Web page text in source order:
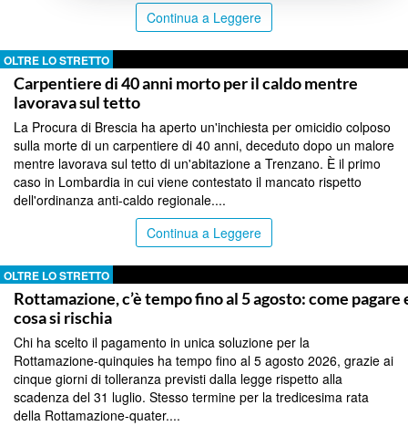
Continua a Leggere
OLTRE LO STRETTO
Carpentiere di 40 anni morto per il caldo mentre
lavorava sul tetto
La Procura di Brescia ha aperto un'inchiesta per omicidio colposo
sulla morte di un carpentiere di 40 anni, deceduto dopo un malore
mentre lavorava sul tetto di un'abitazione a Trenzano. È il primo
caso in Lombardia in cui viene contestato il mancato rispetto
dell'ordinanza anti-caldo regionale....
Continua a Leggere
OLTRE LO STRETTO
Rottamazione, c’è tempo fino al 5 agosto: come pagare
cosa si rischia
Chi ha scelto il pagamento in unica soluzione per la
Rottamazione-quinquies ha tempo fino al 5 agosto 2026, grazie ai
cinque giorni di tolleranza previsti dalla legge rispetto alla
scadenza del 31 luglio. Stesso termine per la tredicesima rata
della Rottamazione-quater....